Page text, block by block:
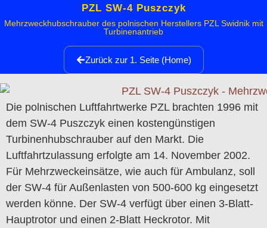
PZL SW-4 Puszczyk
Mehrzweckhubschrauber des polnischen Herstellers PZL Swidnik mit
Turbinenantrieb
Zurück zur 1. Seite (Home)
Die polnischen Luftfahrtwerke PZL brachten 1996 mit
dem SW-4 Puszczyk einen kostengünstigen
Turbinenhubschrauber auf den Markt. Die
Luftfahrtzulassung erfolgte am 14. November 2002.
Für Mehrzweckeinsätze, wie auch für Ambulanz, soll
der SW-4 für Außenlasten von 500-600 kg eingesetzt
werden könne. Der SW-4 verfügt über einen 3-Blatt-
Hauptrotor und einen 2-Blatt Heckrotor. Mit